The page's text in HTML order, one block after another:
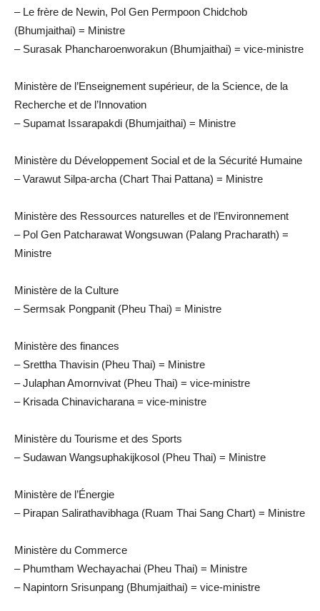
– Le frère de Newin, Pol Gen Permpoon Chidchob
(Bhumjaithai) = Ministre
– Surasak Phancharoenworakun (Bhumjaithai) = vice-ministre
Ministère de l’Enseignement supérieur, de la Science, de la
Recherche et de l’Innovation
– Supamat Issarapakdi (Bhumjaithai) = Ministre
Ministère du Développement Social et de la Sécurité Humaine
– Varawut Silpa-archa (Chart Thai Pattana) = Ministre
Ministère des Ressources naturelles et de l’Environnement
– Pol Gen Patcharawat Wongsuwan (Palang Pracharath) =
Ministre
Ministère de la Culture
– Sermsak Pongpanit (Pheu Thai) = Ministre
Ministère des finances
– Srettha Thavisin (Pheu Thai) = Ministre
– Julaphan Amornvivat (Pheu Thai) = vice-ministre
– Krisada Chinavicharana = vice-ministre
Ministère du Tourisme et des Sports
– Sudawan Wangsuphakijkosol (Pheu Thai) = Ministre
Ministère de l’Énergie
– Pirapan Salirathavibhaga (Ruam Thai Sang Chart) = Ministre
Ministère du Commerce
– Phumtham Wechayachai (Pheu Thai) = Ministre
– Napintorn Srisunpang (Bhumjaithai) = vice-ministre